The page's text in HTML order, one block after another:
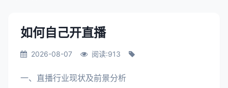
如何自己开直播
2026-08-07 阅读:913
一、直播行业现状及前景分析